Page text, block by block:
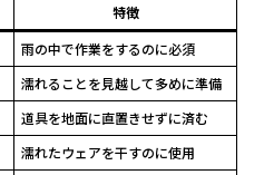
特徴
雨の中で作業をするのに必須
濡れることを見越して多めに準備
道具を地面に直置きせずに済む
濡れたウェアを干すのに使用